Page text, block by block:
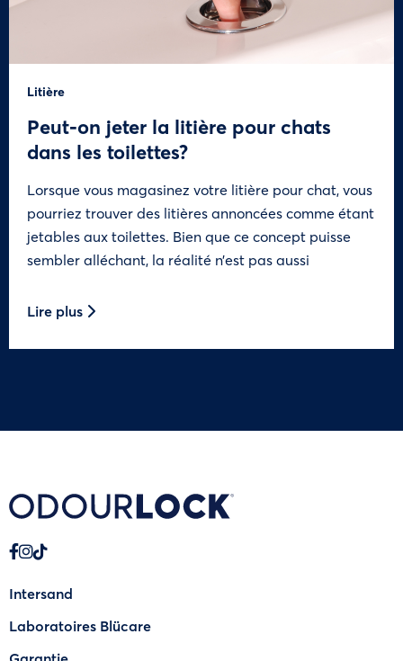
Litière
Peut-on jeter la litière pour chats
dans les toilettes?
Lorsque vous magasinez votre litière pour chat, vous
pourriez trouver des litières annoncées comme étant
jetables aux toilettes. Bien que ce concept puisse
sembler alléchant, la réalité n’est pas aussi
Lire plus
Intersand
Laboratoires Blücare